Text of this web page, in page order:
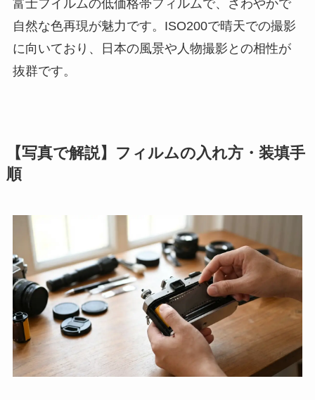
富士フイルムの低価格帯フィルムで、さわやかで
自然な色再現が魅力です。ISO200で晴天での撮影
に向いており、日本の風景や人物撮影との相性が
抜群です。
【写真で解説】フィルムの入れ方・装填手
順